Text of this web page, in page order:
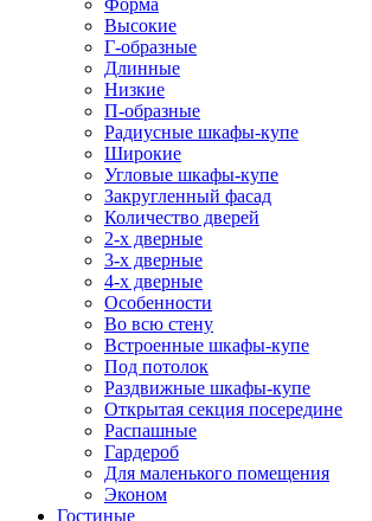
Форма
Высокие
Г-образные
Длинные
Низкие
П-образные
Радиусные шкафы-купе
Широкие
Угловые шкафы-купе
Закругленный фасад
Количество дверей
2-х дверные
3-х дверные
4-х дверные
Особенности
Во всю стену
Встроенные шкафы-купе
Под потолок
Раздвижные шкафы-купе
Открытая секция посередине
Распашные
Гардероб
Для маленького помещения
Эконом
Гостиные